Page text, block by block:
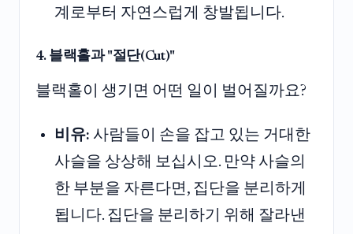
계로부터 자연스럽게 창발됩니다.
4. 블랙홀과 "절단(Cut)"
블랙홀이 생기면 어떤 일이 벌어질까요?
비유: 사람들이 손을 잡고 있는 거대한
사슬을 상상해 보십시오. 만약 사슬의
한 부분을 자른다면, 집단을 분리하게
됩니다. 집단을 분리하기 위해 잘라낸